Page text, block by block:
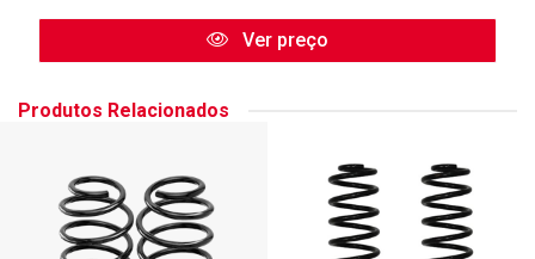
Ver preço
Produtos Relacionados